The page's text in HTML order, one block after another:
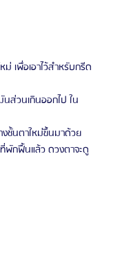
เพื่อเอาไว้สำหรับกรีด
นส่วนเกินออกไป ใน
งชั้นตาใหม่ขึ้นมาด้วย
พักฟื้นแล้ว ดวงตาจะดู